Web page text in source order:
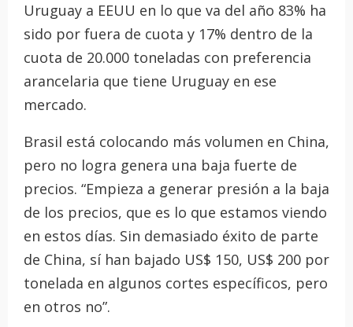
Uruguay a EEUU en lo que va del año 83% ha
sido por fuera de cuota y 17% dentro de la
cuota de 20.000 toneladas con preferencia
arancelaria que tiene Uruguay en ese
mercado.
Brasil está colocando más volumen en China,
pero no logra genera una baja fuerte de
precios. “Empieza a generar presión a la baja
de los precios, que es lo que estamos viendo
en estos días. Sin demasiado éxito de parte
de China, sí han bajado US$ 150, US$ 200 por
tonelada en algunos cortes específicos, pero
en otros no”.